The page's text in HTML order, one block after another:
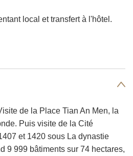
local et transfert à l'hôtel.
de la Place Tian An Men, la
Puis visite de la Cité
et 1420 sous La dynastie
9 999 bâtiments sur 74 hectares,